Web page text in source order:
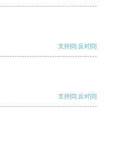
支持[0] 反对[0]
支持[0] 反对[0]